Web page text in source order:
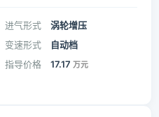
进气形式
涡轮增压
变速形式
自动档
指导价格 17.17 万元